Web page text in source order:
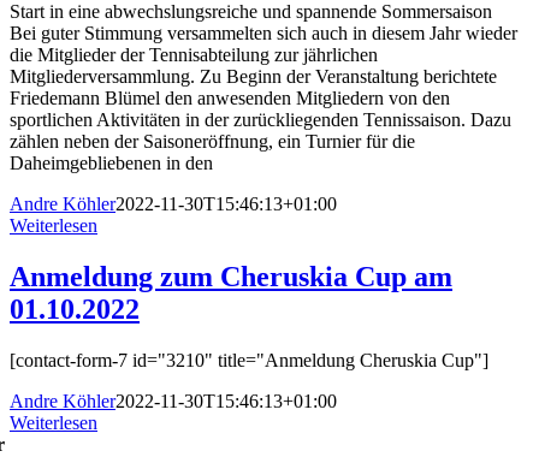
Start in eine abwechslungsreiche und spannende Sommersaison
Bei guter Stimmung versammelten sich auch in diesem Jahr wieder
die Mitglieder der Tennisabteilung zur jährlichen
Mitgliederversammlung. Zu Beginn der Veranstaltung berichtete
Friedemann Blümel den anwesenden Mitgliedern von den
sportlichen Aktivitäten in der zurückliegenden Tennissaison. Dazu
zählen neben der Saisoneröffnung, ein Turnier für die
Daheimgebliebenen in den
Andre Köhler2022-11-30T15:46:13+01:00
Weiterlesen
Anmeldung zum Cheruskia Cup am
01.10.2022
[contact-form-7 id="3210" title="Anmeldung Cheruskia Cup"]
Andre Köhler2022-11-30T15:46:13+01:00
Weiterlesen